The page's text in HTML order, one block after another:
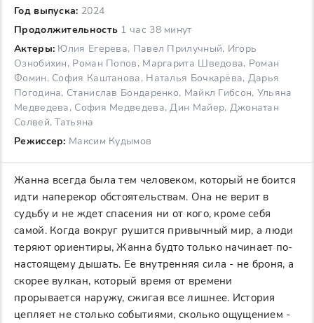
Год выпуска: 2024
Продолжительность 1 час 38 минут
Актеры: Юлия Егерева, Павел Прилучный, Игорь
Ознобихин, Роман Попов, Маргарита Шведова, Роман
Фомин, София Каштанова, Наталья Бочкарёва, Дарья
Погодина, Станислав Бондаренко, Майкл Гибсон, Ульяна
Медведева, София Медведева, Дин Майер, Джонатан
Солвей, Татьяна
Режиссер: Максим Кудымов
Жанна всегда была тем человеком, который не боится
идти наперекор обстоятельствам. Она не верит в
судьбу и не ждет спасения ни от кого, кроме себя
самой. Когда вокруг рушится привычный мир, а люди
теряют ориентиры, Жанна будто только начинает по-
настоящему дышать. Ее внутренняя сила - не броня, а
скорее вулкан, который время от времени
прорывается наружу, сжигая все лишнее. История
цепляет не столько событиями, сколько ощущением -